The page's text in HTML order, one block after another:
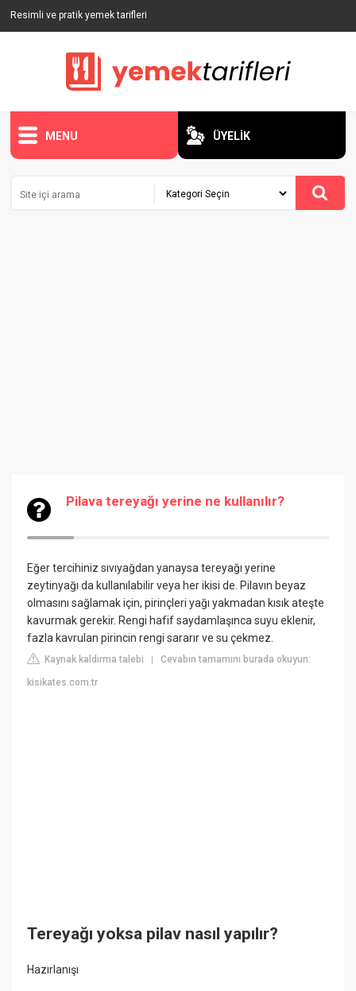
Resimli ve pratik yemek tarifleri
MENU ÜYELİK
Pilava tereyağı yerine ne kullanılır?
Eğer tercihiniz sıvıyağdan yanaysa tereyağı yerine
zeytinyağı da kullanılabilir veya her ikisi de. Pilavın beyaz
olmasını sağlamak için, pirinçleri yağı yakmadan kısık ateşte
kavurmak gerekir. Rengi hafif saydamlaşınca suyu eklenir,
fazla kavrulan pirincin rengi sararır ve su çekmez.
Kaynak kaldırma talebi |Cevabın tamamını burada okuyun:
kisikates.com.tr
Tereyağı yoksa pilav nasıl yapılır?
Hazırlanışı